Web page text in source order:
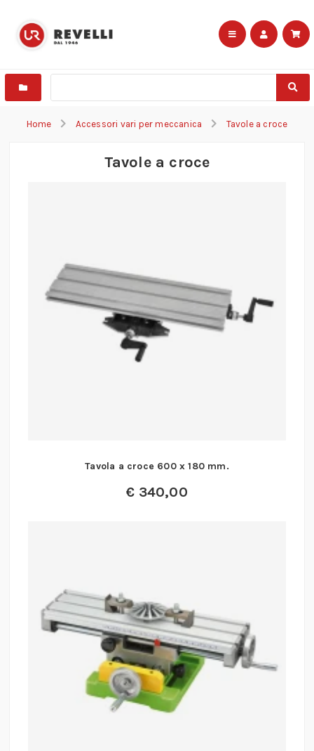
Home Accessori vari per meccanica Tavole a croce
Tavole a croce
Tavola a croce 600 x 180 mm.
€ 340,00